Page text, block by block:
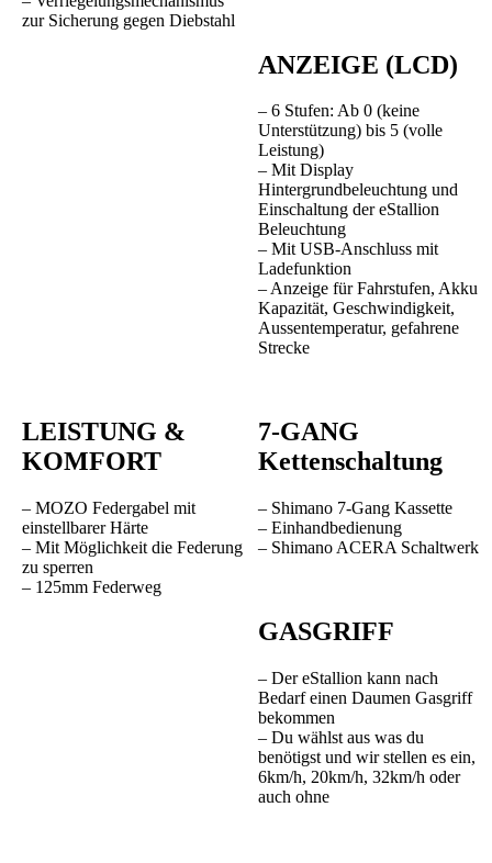
zur Sicherung gegen Diebstahl
ANZEIGE (LCD)
– 6 Stufen: Ab 0 (keine
Unterstützung) bis 5 (volle
Leistung)
– Mit Display
Hintergrundbeleuchtung und
Einschaltung der eStallion
Beleuchtung
– Mit USB-Anschluss mit
Ladefunktion
– Anzeige für Fahrstufen, Akku
Kapazität, Geschwindigkeit,
Aussentemperatur, gefahrene
Strecke
LEISTUNG &
KOMFORT
– MOZO Federgabel mit
einstellbarer Härte
– Mit Möglichkeit die Federung
zu sperren
– 125mm Federweg
7-GANG
Kettenschaltung
– Shimano 7-Gang Kassette
– Einhandbedienung
– Shimano ACERA Schaltwerk
GASGRIFF
– Der eStallion kann nach
Bedarf einen Daumen Gasgriff
bekommen
– Du wählst aus was du
benötigst und wir stellen es ein,
6km/h, 20km/h, 32km/h oder
auch ohne